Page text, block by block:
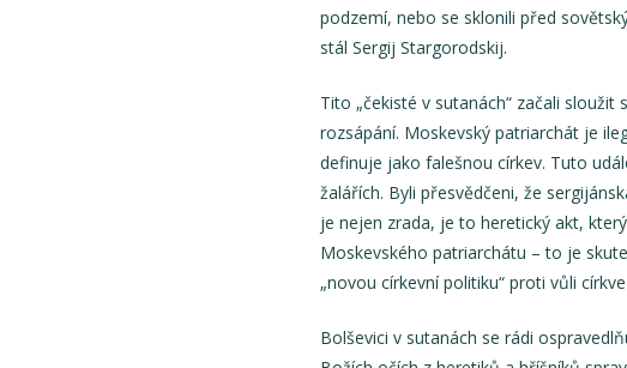
podzemí, nebo se sklonili před
stál Sergij Stargorodskij.
Tito „čekisté v sutanách“ začali
rozsápání. Moskevský patriarchát je
definuje jako falešnou církev. Tuto
žalářích. Byli přesvědčeni, že
je nejen zrada, je to heretický akt,
Moskevského patriarchátu – to je
„novou církevní politiku“ proti vůli
Bolševici v sutanách se rádi